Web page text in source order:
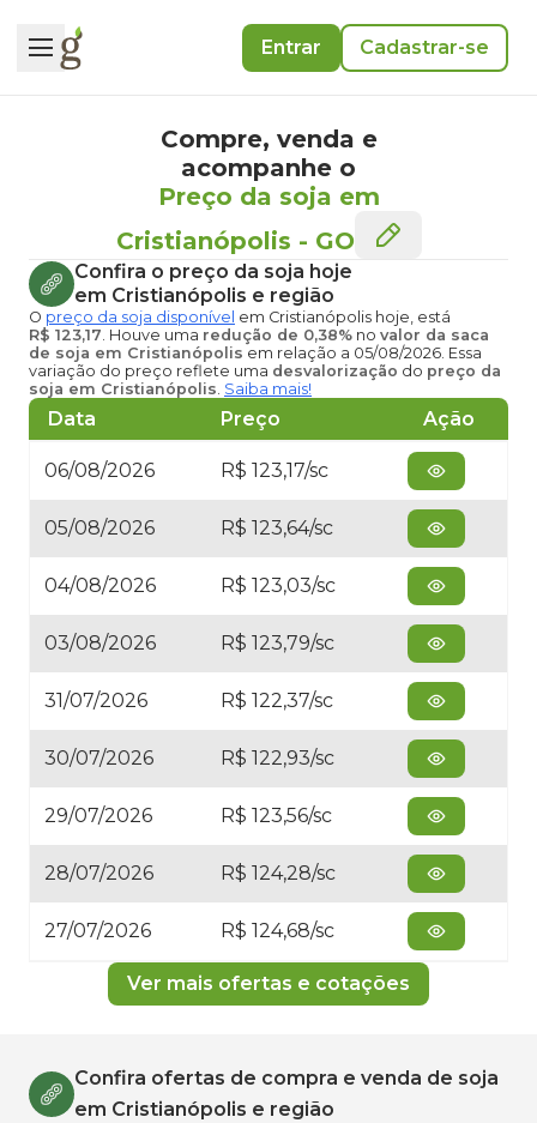
Entrar Cadastrar-se
Compre, venda e
acompanhe o
Preço da soja em
Cristianópolis - GO
Confira o preço da soja hoje
em Cristianópolis e região
O preço da soja disponível em Cristianópolis hoje, está
R$ 123,17. Houve uma redução de 0,38% no valor da saca
de soja em Cristianópolis em relação a 05/08/2026. Essa
variação do preço reflete uma desvalorização do preço da
soja em Cristianópolis. Saiba mais!
Data Preço Ação
06/08/2026 R$ 123,17/sc
05/08/2026 R$ 123,64/sc
04/08/2026 R$ 123,03/sc
03/08/2026 R$ 123,79/sc
31/07/2026 R$ 122,37/sc
30/07/2026 R$ 122,93/sc
29/07/2026 R$ 123,56/sc
28/07/2026 R$ 124,28/sc
27/07/2026 R$ 124,68/sc
Ver mais ofertas e cotações
Confira ofertas de compra e venda de soja
em Cristianópolis e região